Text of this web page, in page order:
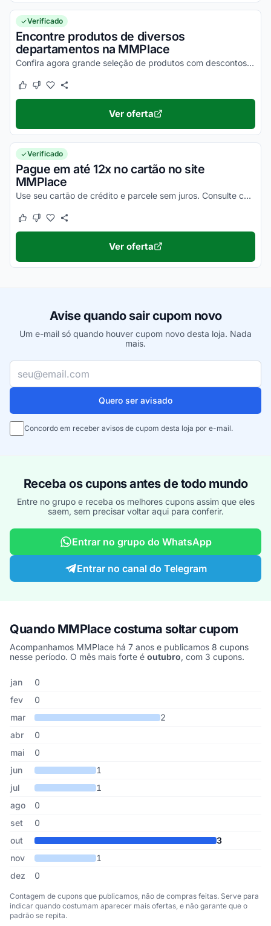
Verificado
Encontre produtos de diversos
departamentos na MMPlace
Confira agora grande seleção de produtos com descontos incríveis.
Este cupom funcionou
Este cupom não funcionou
Ver oferta
Verificado
Pague em até 12x no cartão no site
MMPlace
Use seu cartão de crédito e parcele sem juros. Consulte condições e desfrute dessa facilidade.
Este cupom funcionou
Este cupom não funcionou
Ver oferta
Avise quando sair cupom novo
Um e-mail só quando houver cupom novo desta loja. Nada
mais.
Seu e-mail
Quero ser avisado
Concordo em receber avisos de cupom desta loja por e-mail.
Receba os cupons antes de todo mundo
Entre no grupo e receba os melhores cupons assim que eles
saem, sem precisar voltar aqui para conferir.
Entrar no grupo do WhatsApp
Entrar no canal do Telegram
Quando MMPlace costuma soltar cupom
Acompanhamos MMPlace há 7 anos e publicamos 8 cupons
nesse período. O mês mais forte é outubro, com 3 cupons.
Cupons de MMPlace publicados por mês, somando os últimos 7
Mês Cupons publicados
jan
0
fev
0
mar
2
abr
0
mai
0
jun
1
jul
1
ago
0
set
0
out
3
nov
1
dez
0
Contagem de cupons que publicamos, não de compras feitas. Serve para
indicar quando costumam aparecer mais ofertas, e não garante que o
padrão se repita.